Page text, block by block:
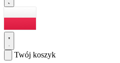
Twój koszyk